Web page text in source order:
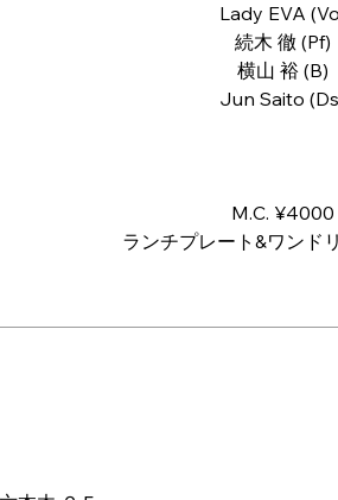
Lady EVA
続木 徹 (Pf)
横山 裕 (B)
Jun Saito
M.C. ¥4000
ランチプレート&ワンド